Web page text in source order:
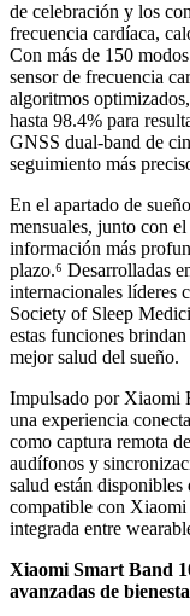
de celebración y los
frecuencia cardíaca,
Con más de 150
sensor de frecuencia
algoritmos
hasta 98.4% para
GNSS dual-band de
seguimiento más
En el apartado de
mensuales, junto con
información más
plazo.⁶ Desarrolladas
internacionales líderes
Society of Sleep
estas funciones
mejor salud del sueño.
Impulsado por Xiaomi
una experiencia
como captura remota
audífonos y
salud están
compatible con
integrada entre
Xiaomi Smart Band
avanzadas de